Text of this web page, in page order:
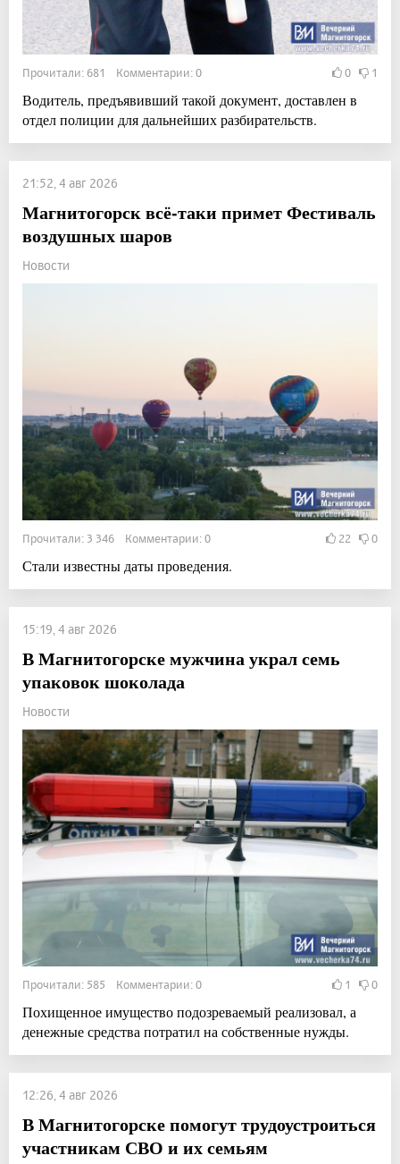
Прочитали: 681 Комментарии: 0 0 1
Водитель, предъявивший такой документ, доставлен в
отдел полиции для дальнейших разбирательств.
21:52, 4 авг 2026
Магнитогорск всё-таки примет Фестиваль
воздушных шаров
Новости
Прочитали: 3 346 Комментарии: 0 22 0
Стали известны даты проведения.
15:19, 4 авг 2026
В Магнитогорске мужчина украл семь
упаковок шоколада
Новости
Прочитали: 585 Комментарии: 0 1 0
Похищенное имущество подозреваемый реализовал, а
денежные средства потратил на собственные нужды.
12:26, 4 авг 2026
В Магнитогорске помогут трудоустроиться
участникам СВО и их семьям